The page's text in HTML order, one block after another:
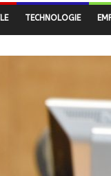
TECHNOLOGIE